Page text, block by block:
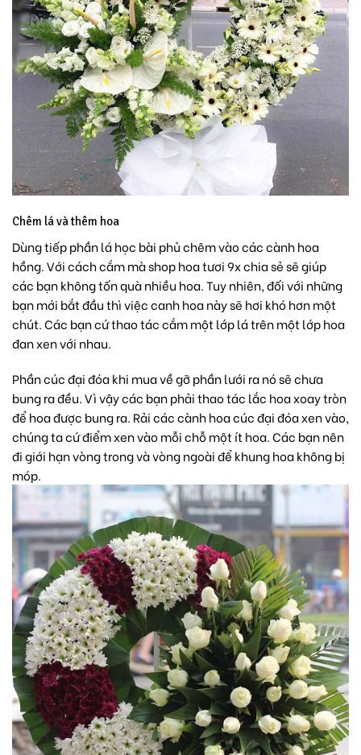
Chêm lá và thêm hoa
Dùng tiếp phần lá học bài phủ chêm vào các cành hoa
hồng. Với cách cắm mà shop hoa tươi 9x chia sẻ sẽ giúp
các bạn không tốn quà nhiều hoa. Tuy nhiên, đối với những
bạn mới bắt đầu thì việc canh hoa này sẽ hơi khó hơn một
chút. Các bạn cứ thao tác cắm một lớp lá trên một lớp hoa
đan xen với nhau.
Phần cúc đại đóa khi mua về gỡ phần lưới ra nó sẽ chưa
bung ra đều. Vì vậy các bạn phải thao tác lắc hoa xoay tròn
để hoa được bung ra. Rải các cành hoa cúc đại đóa xen vào,
chúng ta cứ điểm xen vào mỗi chỗ một ít hoa. Các bạn nên
đi giới hạn vòng trong và vòng ngoài để khung hoa không bị
móp.